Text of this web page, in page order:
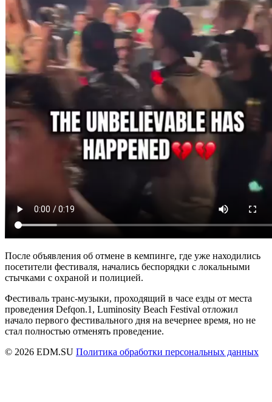
После объявления об отмене в кемпинге, где уже находились
посетители фестиваля, начались беспорядки с локальными
стычками с охраной и полицией.
Фестиваль транс-музыки, проходящий в часе езды от места
проведения Defqon.1, Luminosity Beach Festival отложил
начало первого фестивального дня на вечернее время, но не
стал полностью отменять проведение.
© 2026 EDM.SU Политика обработки персональных данных